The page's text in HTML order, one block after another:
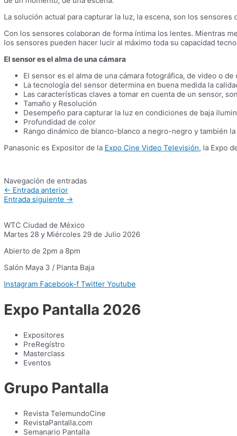
La solución actual para capturar la luz, la escena, son los sensores
Con los sensores colaboran de forma íntima los lentes. Mientras
los sensores pueden hacer lucir al máximo toda su capacidad
El sensor es el alma de una cámara
El sensor es el alma de una cámara fotográfica, de video o
La tecnología del sensor determina en buena medida la
Las características claves a tomar en cuenta de un sensor,
Tamaño y Resolución
Desempeño para capturar la luz en condiciones de baja
Profundidad de color
Rango dinámico de blanco-blanco a negro-negro y también
Panasonic es Expositor de la Expo Cine Video Televisión, la Expo
Navegación de entradas
← Entrada anterior
Entrada siguiente →
WTC Ciudad de México
Martes 28 y Miércoles 29 de Julio 2026
Abierto de 2pm a 8pm
Salón Maya 3 / Planta Baja
Instagram Facebook-f Twitter Youtube
Expo Pantalla 2026
Expositores
PreRegístro
Masterclass
Eventos
Grupo Pantalla
Revista TelemundoCine
RevistaPantalla.com
Semanario Pantalla